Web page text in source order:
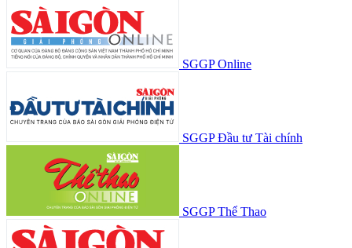
SGGP Online
SGGP Đầu tư Tài chính
SGGP Thể Thao